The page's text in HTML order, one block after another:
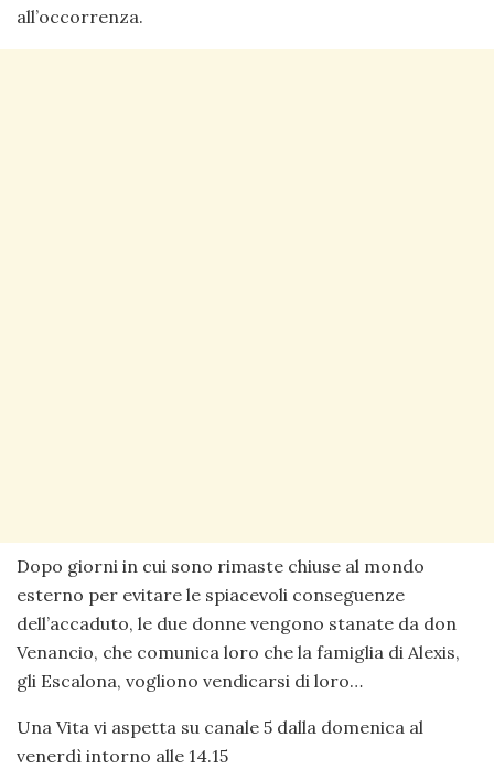
all’occorrenza.
Dopo giorni in cui sono rimaste chiuse al mondo
esterno per evitare le spiacevoli conseguenze
dell’accaduto, le due donne vengono stanate da don
Venancio, che comunica loro che la famiglia di Alexis,
gli Escalona, vogliono vendicarsi di loro…
Una Vita vi aspetta su canale 5 dalla domenica al
venerdì intorno alle 14.15